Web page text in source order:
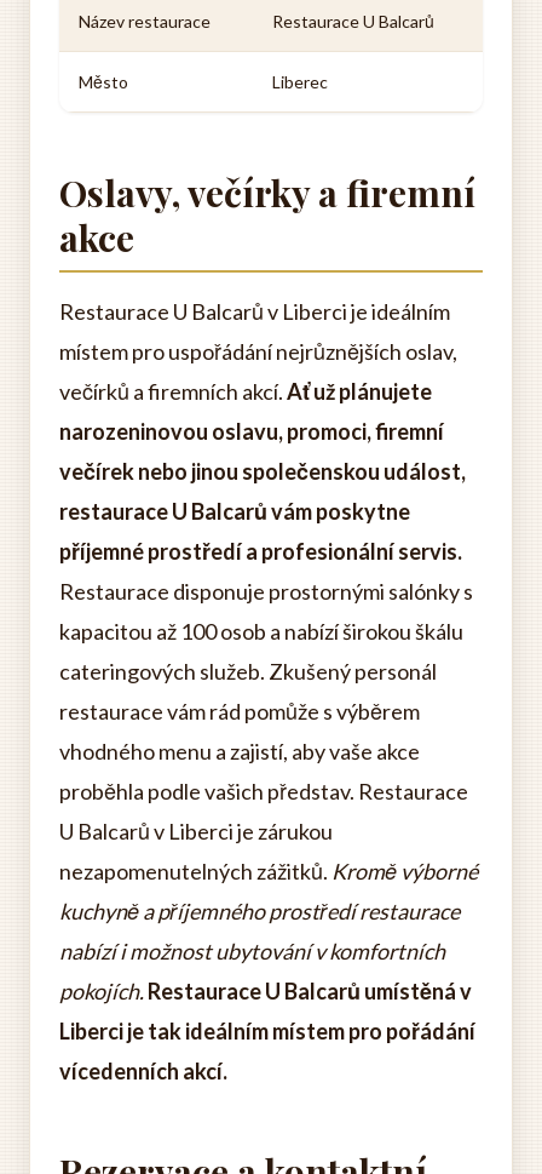
Název restaurace Restaurace U Balcarů
Město Liberec
Oslavy, večírky a firemní
akce
Restaurace U Balcarů v Liberci je ideálním
místem pro uspořádání nejrůznějších oslav,
večírků a firemních akcí.Ať už plánujete
narozeninovou oslavu, promoci, firemní
večírek nebo jinou společenskou událost,
restaurace U Balcarů vám poskytne
příjemné prostředí a profesionální servis.
Restaurace disponuje prostornými salónky s
kapacitou až 100 osob a nabízí širokou škálu
cateringových služeb. Zkušený personál
restaurace vám rád pomůže s výběrem
vhodného menu a zajistí, aby vaše akce
proběhla podle vašich představ. Restaurace
U Balcarů v Liberci je zárukou
nezapomenutelných zážitků. Kromě výborné
kuchyně a příjemného prostředí restaurace
nabízí i možnost ubytování v komfortních
pokojích.Restaurace U Balcarů umístěná v
Liberci je tak ideálním místem pro pořádání
vícedenních akcí.